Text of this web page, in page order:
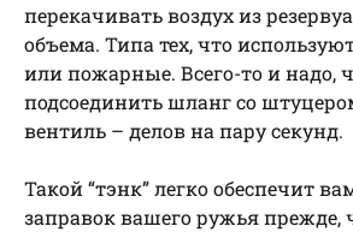
перекачивать воздух из
объема. Типа тех, что
или пожарные. Всего-то и надо,
подсоединить шланг со
вентиль – делов на пару секунд.
Такой “тэнк” легко обеспечит
заправок вашего ружья прежде,